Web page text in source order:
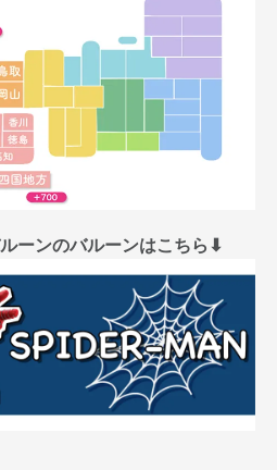
ーンのバルーンはこちら⬇︎